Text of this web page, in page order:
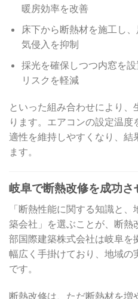
暖房効率を改善
床下から断熱材を施工し
気侵入を抑制
採光を確保しつつ内窓を
リスクを軽減
といった組み合わせにより
ります。エアコンの設定温
適性を維持しやすくなり、結
ます。
岐阜で断熱改修を成功
「断熱性能に関する知識と
築会社」を選ぶことが、断熱
部国際建築株式会社は岐阜を
幅広く手掛けており、地域の
です。
断熱改修は、ただ断熱材を増